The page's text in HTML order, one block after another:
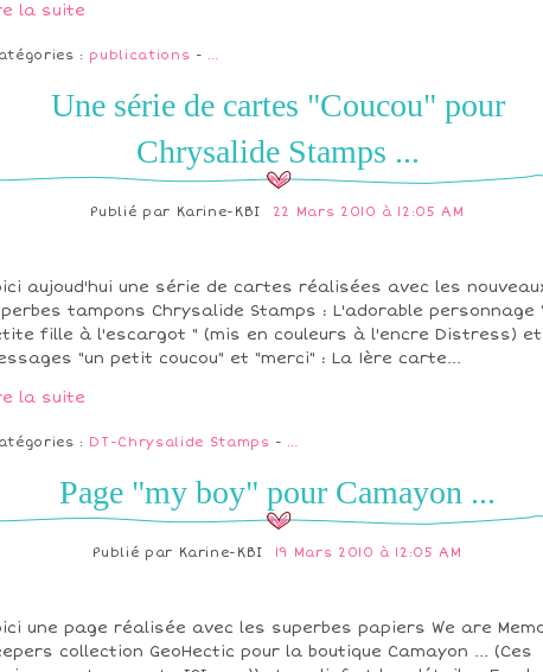
la suite
: publications - …
Une série de cartes "Coucou" pour
Chrysalide Stamps ...
Publié par Karine-KBI 22 Mars 2010 à 12:05 AM
aujoud'hui une série de cartes réalisées avec les
tampons Chrysalide Stamps : L'adorable personnage
fille à l'escargot " (mis en couleurs à l'encre Distress)
"un petit coucou" et "merci" : La 1ère carte...
la suite
: DT-Chrysalide Stamps - …
Page "my boy" pour Camayon ...
Publié par Karine-KBI 19 Mars 2010 à 12:05 AM
une page réalisée avec les superbes papiers We are
collection GeoHectic pour la boutique Camayon ... (Ces